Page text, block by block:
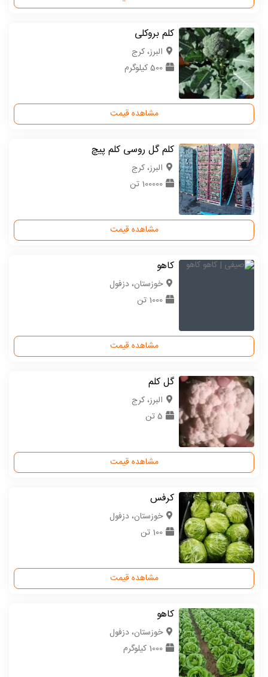
کلم بروکلی
البرز، کرج
500 کیلوگرم
مشاهده قیمت
کلم گل روسی کلم پیچ
البرز، کرج
100000 تن
مشاهده قیمت
کاهو
خوزستان، دزفول
1000 تن
مشاهده قیمت
گل کلم
البرز، کرج
5 تن
مشاهده قیمت
کرفس
خوزستان، دزفول
100 تن
مشاهده قیمت
کاهو
خوزستان، دزفول
1000 کیلوگرم